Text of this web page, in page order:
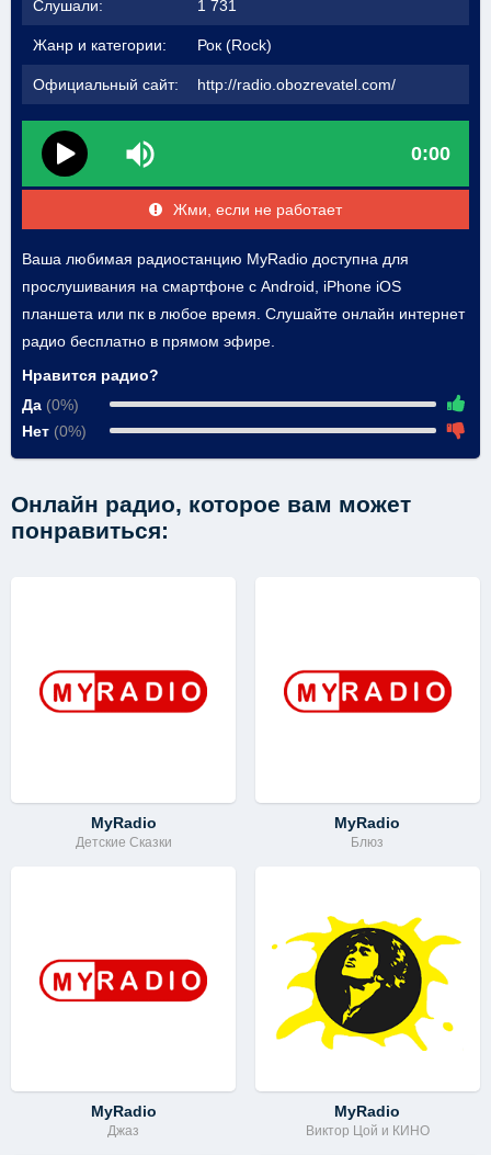
Слушали: 1 731
Жанр и категории: Рок (Rock)
Официальный сайт: http://radio.obozrevatel.com/
0:00
Жми, если не работает
Ваша любимая радиостанцию MyRadio доступна для
прослушивания на смартфоне с Android, iPhone iOS
планшета или пк в любое время. Слушайте онлайн интернет
радио бесплатно в прямом эфире.
Нравится радио?
Да (0%)
Нет (0%)
Онлайн радио, которое вам может
понравиться:
MyRadio
Детские Сказки
MyRadio
Блюз
MyRadio
Джаз
MyRadio
Виктор Цой и КИНО